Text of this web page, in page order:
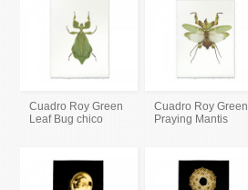
Cuadro Roy Green
Leaf Bug chico
Cuadro Roy Green
Praying Mantis